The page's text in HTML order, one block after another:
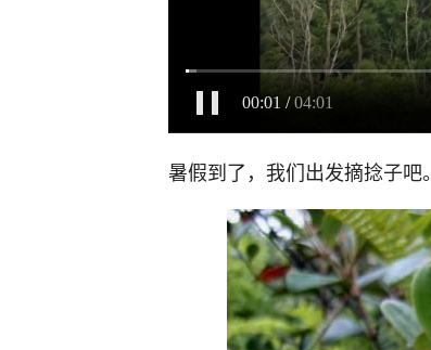
暑假到了，我们出发摘捻子吧。